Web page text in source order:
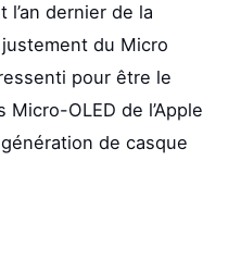
l’an dernier de la
du Micro
pour être le
OLED de l’Apple
de casque